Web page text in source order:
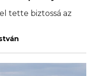
tette biztossá az